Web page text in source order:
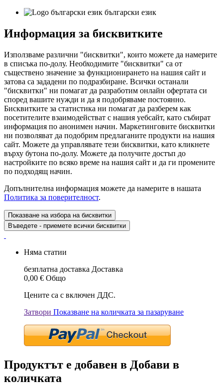
български език
Информация за бисквитките
Използваме различни "бисквитки", които можете да намерите
в списъка по-долу. Необходимите "бисквитки" са от
съществено значение за функционирането на нашия сайт и
затова са зададени по подразбиране. Всички останали
"бисквитки" ни помагат да разработим онлайн офертата си
според вашите нужди и да я подобряваме постоянно.
Бисквитките за статистика ни помагат да разберем как
посетителите взаимодействат с нашия уебсайт, като събират
информация по анонимен начин. Маркетинговите бисквитки
ни позволяват да подобрим предлаганите продукти на нашия
сайт. Можете да управлявате тези бисквитки, като кликнете
върху бутона по-долу. Можете да получите достъп до
настройките по всяко време на нашия сайт и да ги промените
по подходящ начин.
Допълнителна информация можете да намерите в нашата
Политика за поверителност.
Показване на избора на бисквитки
Въведете - приемете всички бисквитки
Няма статии
безплатна доставка Доставка
0,00 € Общо
Цените са с включен ДДС.
Затвори Показване на количката за пазаруване
Продуктът е добавен в Добави в
количката